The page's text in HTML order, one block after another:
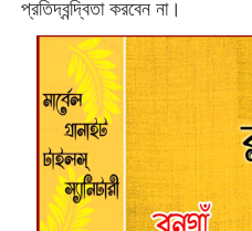
প্রতিদ্বন্দ্বিতা করবেন না।